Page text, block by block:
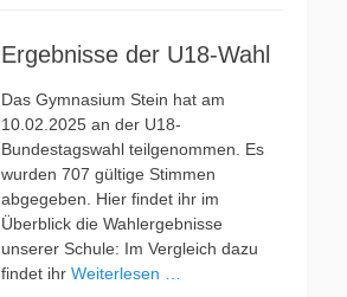
Ergebnisse der U18-Wahl
Das Gymnasium Stein hat am
10.02.2025 an der U18-
Bundestagswahl teilgenommen. Es
wurden 707 gültige Stimmen
abgegeben. Hier findet ihr im
Überblick die Wahlergebnisse
unserer Schule: Im Vergleich dazu
findet ihr Weiterlesen …